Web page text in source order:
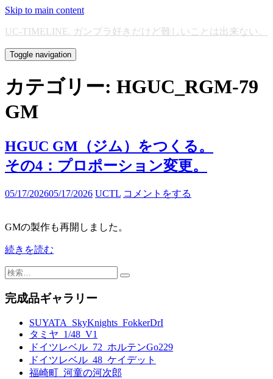
Skip to main content
UC-TIMELINE. ガンプラ好きだけど難しいことは出来ない。
Toggle navigation
カテゴリー: HGUC_RGM-79
GM
HGUC GM（ジム）をつくる。
その4：プロポーション変更。
05/17/202605/17/2026 UCTL コメントをする
GMの製作も再開しました。
続きを読む
検
完成品ギャラリー
SUYATA_SkyKnights_FokkerDrI
タミヤ_1/48_V1
ドイツレベル_72_ホルテンGo229
ドイツレベル_48_ケイデット
福崎町_河童の河次郎